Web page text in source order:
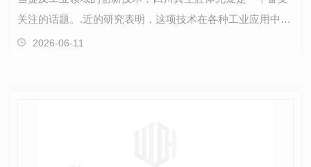
关注的话题。.近的研究表明，这项技术在各种工业应用中展
示出了惊人的潜力。经过..团队的深入研究与探索，…
2026-06-11